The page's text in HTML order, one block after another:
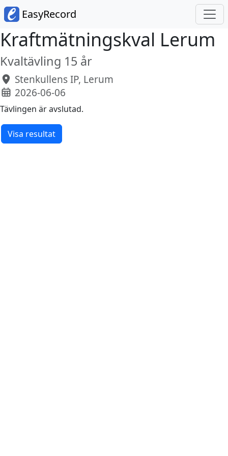
EasyRecord
Kraftmätningskval Lerum
Kvaltävling 15 år
Stenkullens IP, Lerum
2026-06-06
Tävlingen är avslutad.
Visa resultat